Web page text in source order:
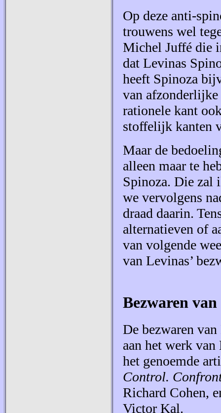
Op deze anti-
trouwens wel
Michel Juffé die
dat Levinas
heeft Spinoza
van afzonderlijke
rationele kant
stoffelijk kanten
Maar de
alleen maar te
Spinoza. Die zal
we vervolgens
draad daarin.
alternatieven of
van volgende
van Levinas’
Bezwaren
De bezwaren
aan het werk
het genoemde
Control.
Richard Cohen,
Victor Kal.